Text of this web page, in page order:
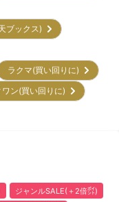
天ブックス)
ラクマ(買い回りに)
ワン(買い回りに)
ジャンルSALE(＋2倍㌽)